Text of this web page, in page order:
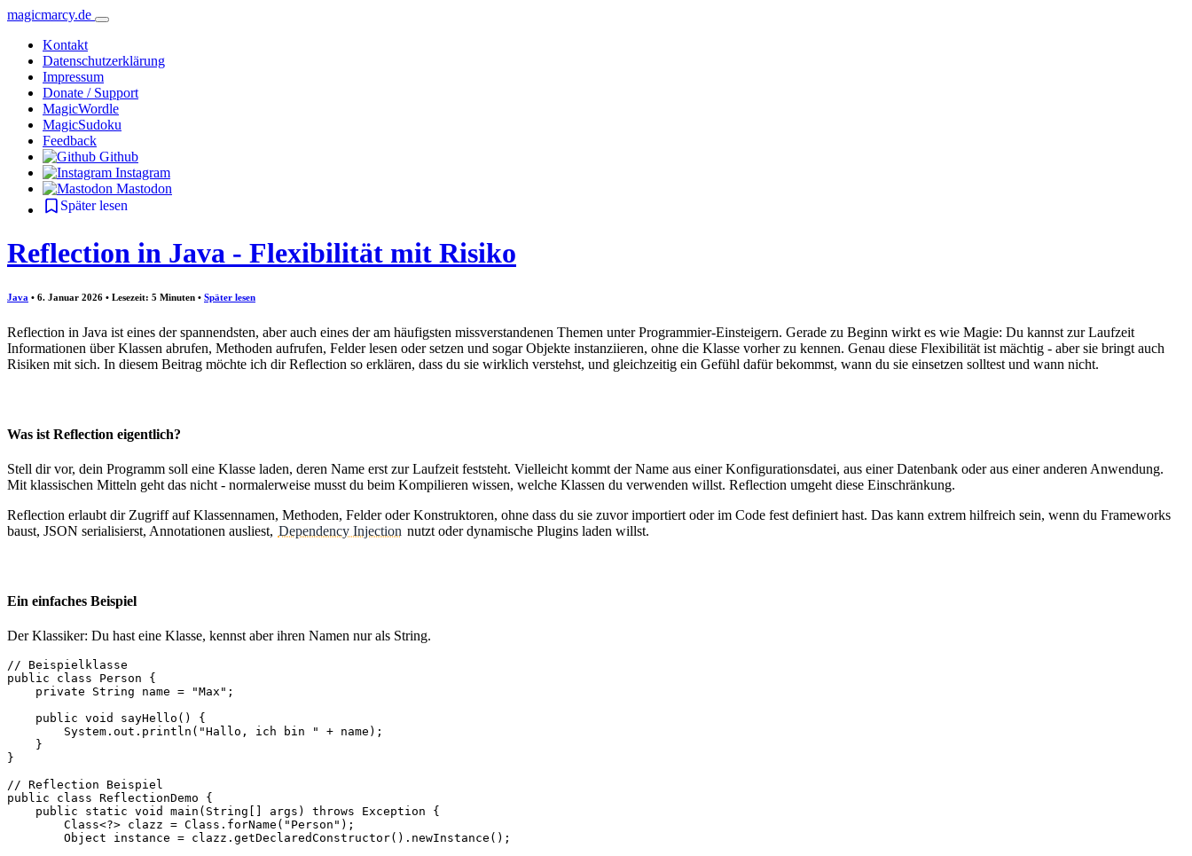
magicmarcy.de
Kontakt
Datenschutzerklärung
Impressum
Donate / Support
MagicWordle
MagicSudoku
Feedback
Github
Instagram
Mastodon
Später lesen
Reflection in Java - Flexibilität mit Risiko
Java • 6. Januar 2026 • Lesezeit: 5 Minuten • Später lesen
Reflection in Java ist eines der spannendsten, aber auch eines der am häufigsten missverstandenen Themen unter Programmier-Einsteigern. Gerade zu Beginn wirkt es wie Magie: Du kannst zur Laufzeit
Informationen über Klassen abrufen, Methoden aufrufen, Felder lesen oder setzen und sogar Objekte instanziieren, ohne die Klasse vorher zu kennen. Genau diese Flexibilität ist mächtig - aber sie bringt auch
Risiken mit sich. In diesem Beitrag möchte ich dir Reflection so erklären, dass du sie wirklich verstehst, und gleichzeitig ein Gefühl dafür bekommst, wann du sie einsetzen solltest und wann nicht.
Was ist Reflection eigentlich?
Stell dir vor, dein Programm soll eine Klasse laden, deren Name erst zur Laufzeit feststeht. Vielleicht kommt der Name aus einer Konfigurationsdatei, aus einer Datenbank oder aus einer anderen Anwendung.
Mit klassischen Mitteln geht das nicht - normalerweise musst du beim Kompilieren wissen, welche Klassen du verwenden willst. Reflection umgeht diese Einschränkung.
Reflection erlaubt dir Zugriff auf Klassennamen, Methoden, Felder oder Konstruktoren, ohne dass du sie zuvor importiert oder im Code fest definiert hast. Das kann extrem hilfreich sein, wenn du Frameworks
baust, JSON serialisierst, Annotationen ausliest, Dependency Injection nutzt oder dynamische Plugins laden willst.
Ein einfaches Beispiel
Der Klassiker: Du hast eine Klasse, kennst aber ihren Namen nur als String.
// Beispielklasse
public class Person {
    private String name = "Max";
    public void sayHello() {
        System.out.println("Hallo, ich bin " + name);
    }
}
// Reflection Beispiel
public class ReflectionDemo {
    public static void main(String[] args) throws Exception {
        Class<?> clazz = Class.forName("Person");
        Object instance = clazz.getDeclaredConstructor().newInstance();